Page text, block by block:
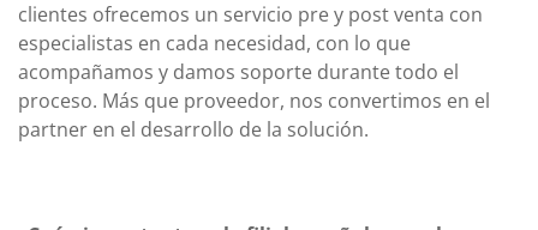
clientes ofrecemos un servicio pre y post venta con
especialistas en cada necesidad, con lo que
acompañamos y damos soporte durante todo el
proceso. Más que proveedor, nos convertimos en el
partner en el desarrollo de la solución.